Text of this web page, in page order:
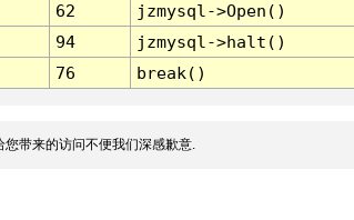
62
jzmysql->Open()
94
jzmysql->halt()
76 break()
带来的访问不便我们深感歉意.